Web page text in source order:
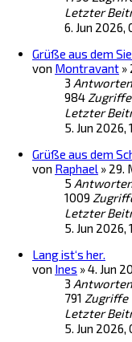
Letzter
6. Jun 2026,
Grüße aus dem
von Montravant »
3 Antworten
984 Zugriffe
Letzter
5. Jun 2026,
Grüße aus dem
von Raphael » 29.
5
1009
Letzter
5. Jun 2026,
Lang ist‘s her.
von Ines »4. Jun
3 Antworten
791 Zugriffe
Letzter
5. Jun 2026,